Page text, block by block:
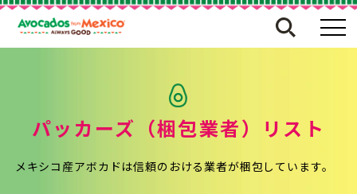
パッカーズ（梱包業者）リスト
メキシコ産アボカドは信頼のおける業者が梱包しています。